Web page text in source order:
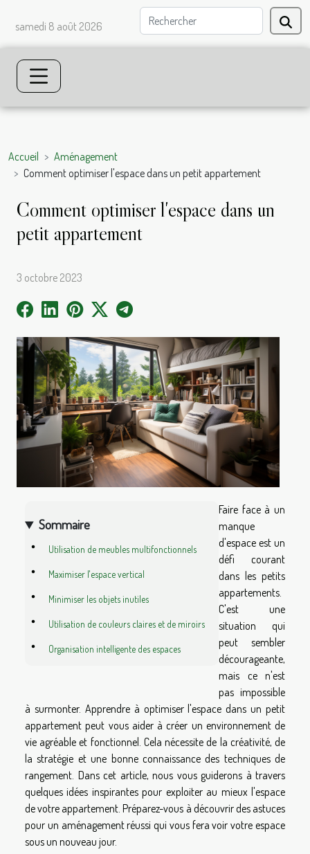
samedi 8 août 2026
Accueil
Aménagement
Comment optimiser l'espace dans un petit appartement
Comment optimiser l'espace dans un
petit appartement
3 octobre 2023
Sommaire
Utilisation de meubles multifonctionnels
Maximiser l'espace vertical
Minimiser les objets inutiles
Utilisation de couleurs claires et de miroirs
Organisation intelligente des espaces
Faire face à un
manque
d'espace est un
défi courant
dans les petits
appartements.
C'est une
situation qui
peut sembler
décourageante,
mais ce n'est
pas impossible
à surmonter. Apprendre à optimiser l'espace dans un petit
appartement peut vous aider à créer un environnement de
vie agréable et fonctionnel. Cela nécessite de la créativité, de
la stratégie et une bonne connaissance des techniques de
rangement. Dans cet article, nous vous guiderons à travers
quelques idées inspirantes pour exploiter au mieux l'espace
de votre appartement. Préparez-vous à découvrir des astuces
pour un aménagement réussi qui vous fera voir votre espace
sous un nouveau jour.